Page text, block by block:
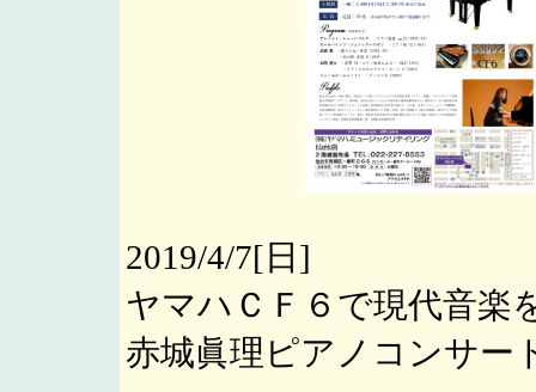
2019/4/7[日]
ヤマハＣＦ６で現代音楽
赤城眞理ピアノコンサー